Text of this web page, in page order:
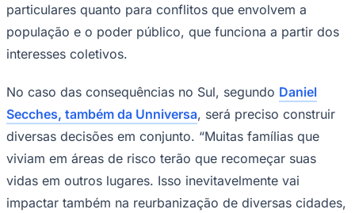
Palmeiras
particulares quanto para conflitos que envolvem a
população e o poder público, que funciona a partir dos
interesses coletivos.
No caso das consequências no Sul, segundo Daniel
Secches, também da Unniversa, será preciso construir
diversas decisões em conjunto. “Muitas famílias que
viviam em áreas de risco terão que recomeçar suas
vidas em outros lugares. Isso inevitavelmente vai
impactar também na reurbanização de diversas cidades,